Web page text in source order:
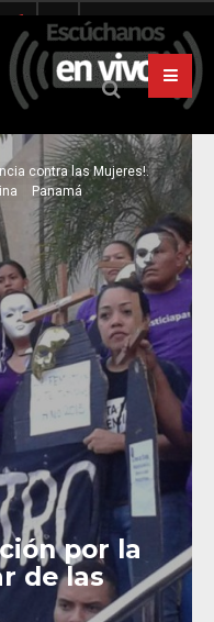
contra las Mujeres!.
Panamá
por la
de las